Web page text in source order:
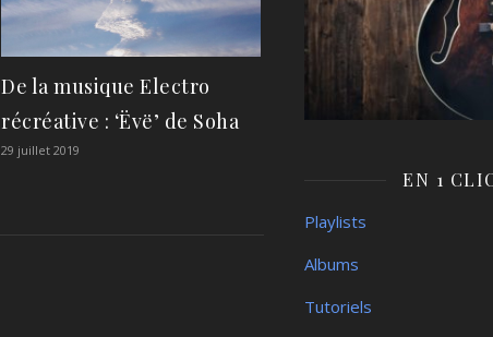
De la musique Electro
récréative : ‘Ëvë’ de Soha
29 juillet 2019
EN 1
Playlists
Albums
Tutoriels